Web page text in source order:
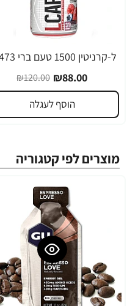
-27%
₪88.00
₪120.00
הוסף לעגלה
מוצרים לפי קטגוריה